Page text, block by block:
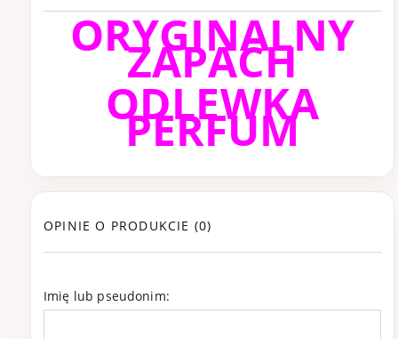
ORYGINALNY
ZAPACH
ODLEWKA
PERFUM
OPINIE O PRODUKCIE (0)
Imię lub pseudonim: